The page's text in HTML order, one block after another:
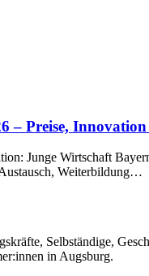
– Preise,
Junge Wirtschaft
Weiterbildung…
Selbständige,
in Augsburg.